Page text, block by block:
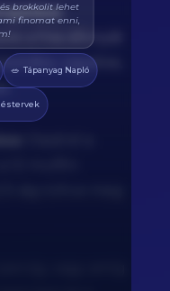
a friss áfonyát
ügyelve,
fehérjét eszem
segít, előtte
🥗 Tápanyag Napló